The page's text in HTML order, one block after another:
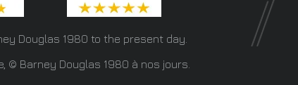
Douglas 1980 to the present day.
© Barney Douglas 1980 à nos jours.